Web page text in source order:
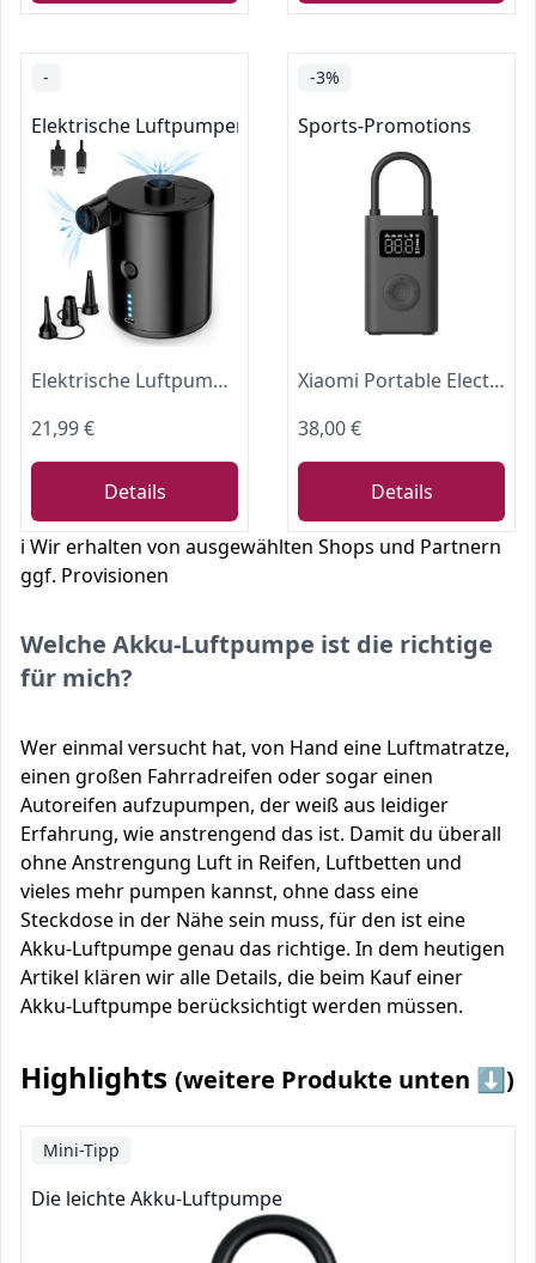
-
Elektrische Luftpumpen
Elektrische Luftpumpe, 4000mAh Akku Elektrische Pumpe mit 4 Düsen für Luftmatratze, Matratze, Pool, Planschbecken, Wiederaufladbare Elektrische Luftpumpe mit Schnellem Aufblasen/Entleeren
21,99 €
Details
-3%
Sports-Promotions
Xiaomi Portable Electric Air Compressor 2 Elektrische luftpumpe
38,00 €
Details
ℹ️ Wir erhalten von ausgewählten Shops und Partnern
ggf. Provisionen
Welche Akku-Luftpumpe ist die richtige
für mich?
Wer einmal versucht hat, von Hand eine Luftmatratze,
einen großen Fahrradreifen oder sogar einen
Autoreifen aufzupumpen, der weiß aus leidiger
Erfahrung, wie anstrengend das ist. Damit du überall
ohne Anstrengung Luft in Reifen, Luftbetten und
vieles mehr pumpen kannst, ohne dass eine
Steckdose in der Nähe sein muss, für den ist eine
Akku-Luftpumpe genau das richtige. In dem heutigen
Artikel klären wir alle Details, die beim Kauf einer
Akku-Luftpumpe berücksichtigt werden müssen.
Highlights (weitere Produkte unten ⬇️)
Mini-Tipp
Die leichte Akku-Luftpumpe